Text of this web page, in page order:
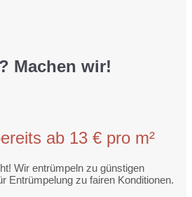
Machen wir!
ab 13 € pro m²
Wir entrümpeln zu günstigen
Entrümpelung zu fairen Konditionen.